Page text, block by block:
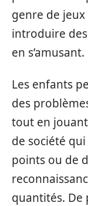
genre de
introduire
en s’amusant.
Les enfants
des
tout en
de société
points ou de
quantités. De